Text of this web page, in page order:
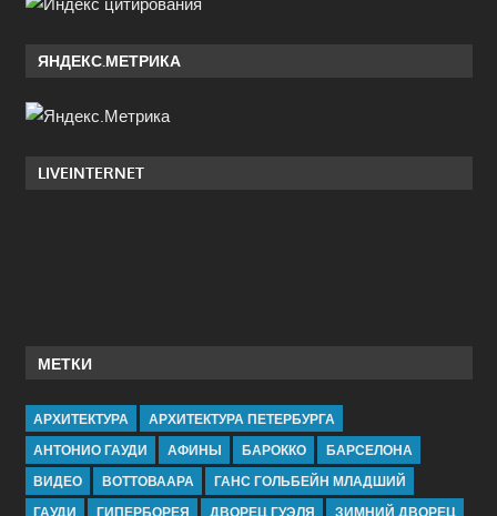
ЯНДЕКС.МЕТРИКА
LIVEINTERNET
МЕТКИ
АРХИТЕКТУРА
АРХИТЕКТУРА ПЕТЕРБУРГА
АНТОНИО ГАУДИ
АФИНЫ БАРОККО
БАРСЕЛОНА
ВИДЕО
ВОТТОВААРА
ГАНС ГОЛЬБЕЙН МЛАДШИЙ
ГАУДИ
ГИПЕРБОРЕЯ ДВОРЕЦ ГУЭЛЯ ЗИМНИЙ ДВОРЕЦ